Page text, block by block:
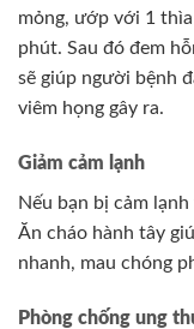
mỏng, ướp với 1
phút. Sau đó đem
sẽ giúp người bệnh
viêm họng gây ra.
Giảm cảm lạnh
Nếu bạn bị cảm
Ăn cháo hành tây
nhanh, mau chóng
Phòng chống ung